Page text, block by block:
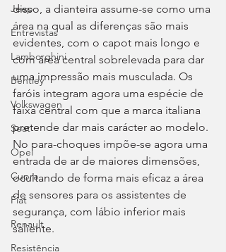
Jeep
Entrevistas
Lamborghini
Bentley
Volkswagen
Seat
Opel
Cupra
Fiat
Renault
Resistência
disso, a dianteira assume-se como uma
área na qual as diferenças são mais
evidentes, com o capot mais longo e
com área central sobrelevada para dar
uma impressão mais musculada. Os
faróis integram agora uma espécie de
faixa central com que a marca italiana
pretende dar mais carácter ao modelo.
No para-choques impõe-se agora uma
entrada de ar de maiores dimensões,
ocultando de forma mais eficaz a área
de sensores para os assistentes de
segurança, com lábio inferior mais
saliente.